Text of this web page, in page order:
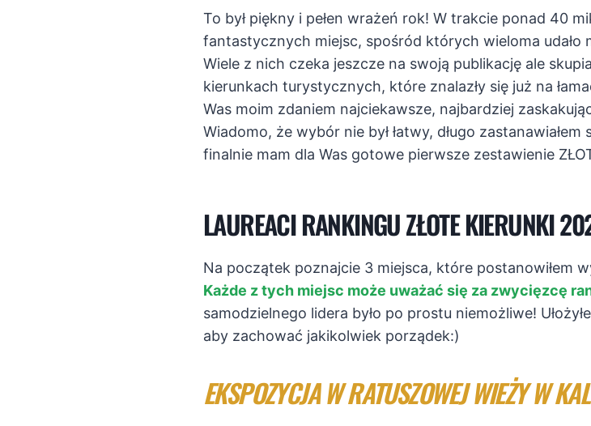
To był piękny i pełen wrażeń rok! W trakcie ponad 40
fantastycznych miejsc, spośród których wieloma udało
Wiele z nich czeka jeszcze na swoją publikację ale
kierunkach turystycznych, które znalazły się już na
Was moim zdaniem najciekawsze, najbardziej
Wiadomo, że wybór nie był łatwy, długo
finalnie mam dla Was gotowe pierwsze zestawienie
LAUREACI RANKINGU ZŁOTE KIERUNKI
Na początek poznajcie 3 miejsca, które postanowiłem
Każde z tych miejsc może uważać się za zwycięzcę
samodzielnego lidera było po prostu niemożliwe!
aby zachować jakikolwiek porządek:)
EKSPOZYCJA W RATUSZOWEJ WIEŻY W